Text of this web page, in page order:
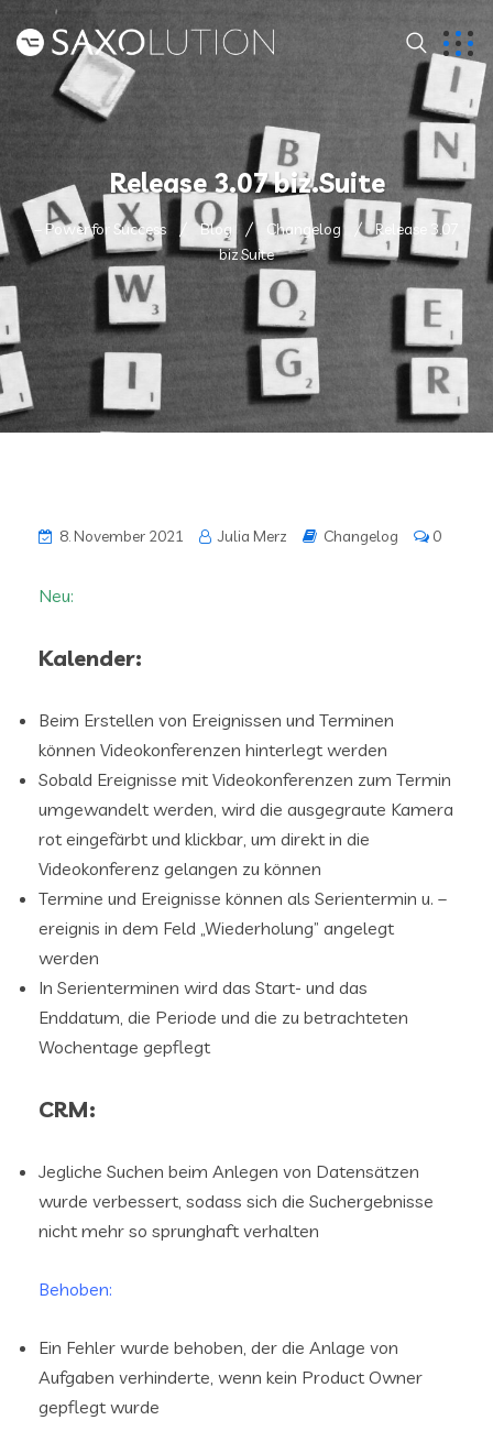
Release 3.07 biz.Suite
– Power for Success Blog Changelog
Release 3.07
biz.Suite
8. November 2021 Julia Merz Changelog 0
Neu:
Kalender:
Beim Erstellen von Ereignissen und Terminen
können Videokonferenzen hinterlegt werden
Sobald Ereignisse mit Videokonferenzen zum Termin
umgewandelt werden, wird die ausgegraute Kamera
rot eingefärbt und klickbar, um direkt in die
Videokonferenz gelangen zu können
Termine und Ereignisse können als Serientermin u. –
ereignis in dem Feld „Wiederholung” angelegt
werden
In Serienterminen wird das Start- und das
Enddatum, die Periode und die zu betrachteten
Wochentage gepflegt
CRM:
Jegliche Suchen beim Anlegen von Datensätzen
wurde verbessert, sodass sich die Suchergebnisse
nicht mehr so sprunghaft verhalten
Behoben:
Ein Fehler wurde behoben, der die Anlage von
Aufgaben verhinderte, wenn kein Product Owner
gepflegt wurde